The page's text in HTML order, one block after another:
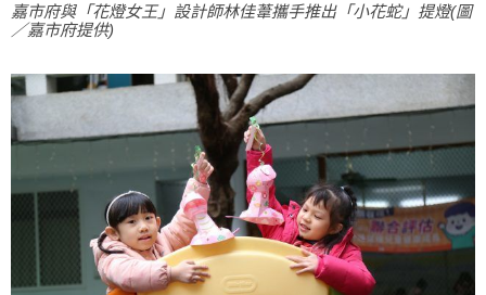
嘉市府與「花燈女王」設計師林佳葦攜手推出「小花蛇」提燈(圖
／嘉市府提供)